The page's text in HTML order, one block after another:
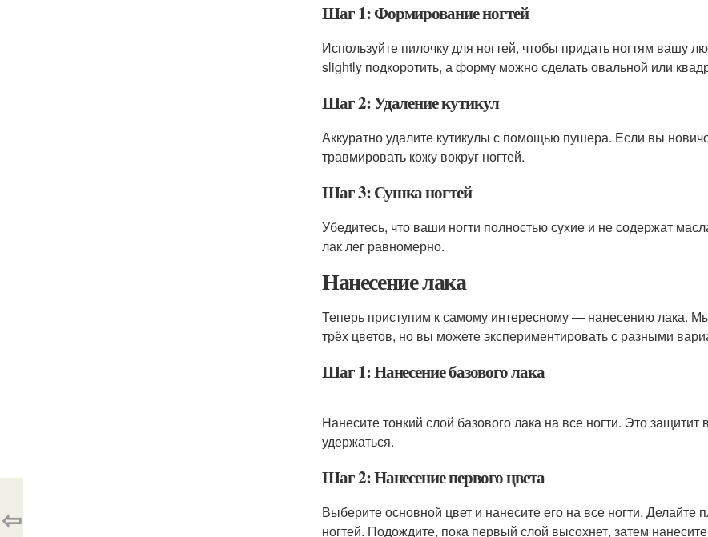
Шаг 1: Формирование ногтей
Используйте пилочку для ногтей, чтобы придать ногтям
slightly подкоротить, а форму можно сделать овальной или
Шаг 2: Удаление кутикул
Аккуратно удалите кутикулы с помощью пушера. Если вы
травмировать кожу вокруг ногтей.
Шаг 3: Сушка ногтей
Убедитесь, что ваши ногти полностью сухие и не содержат
лак лег равномерно.
Нанесение лака
Теперь приступим к самому интересному — нанесению лака.
трёх цветов, но вы можете экспериментировать с разными
Шаг 1: Нанесение базового лака
Нанесите тонкий слой базового лака на все ногти. Это
удержаться.
Шаг 2: Нанесение первого цвета
Выберите основной цвет и нанесите его на все ногти. Делайте
ногтей. Подождите, пока первый слой высохнет, затем
⇦